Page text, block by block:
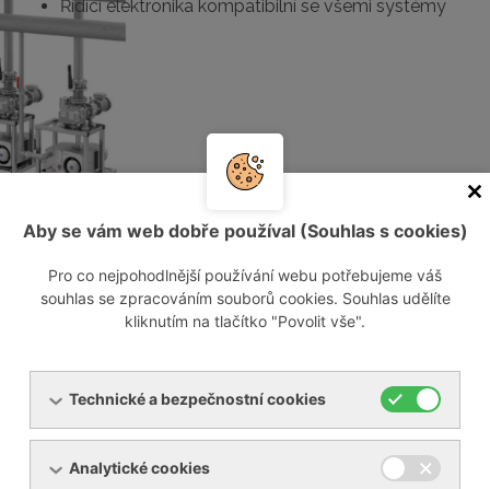
Řídící elektronika kompatibilní se všemi systémy
Technické parametry
U 5.200 4,0 kW 200 RPB 500 2,2 kW
U 5.300 5,5 kW 300 RBP 500 2,2 kW
U 5.300 5,5 kW RBP 1000 4,0 kW
Aby se vám web dobře používal (Souhlas s cookies)
Pro co nejpohodlnější používání webu potřebujeme váš
souhlas se zpracováním souborů cookies. Souhlas udělíte
kliknutím na tlačítko "Povolit vše".
Technické a bezpečnostní cookies
Analytické cookies